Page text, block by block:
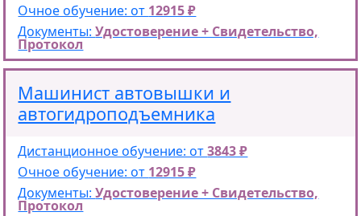
Очное обучение: от 12915 ₽
Документы:Удостоверение + Свидетельство,
Протокол
Машинист автовышки и
автогидроподъемника
Дистанционное обучение: от3843 ₽
Очное обучение: от 12915 ₽
Документы:Удостоверение + Свидетельство,
Протокол